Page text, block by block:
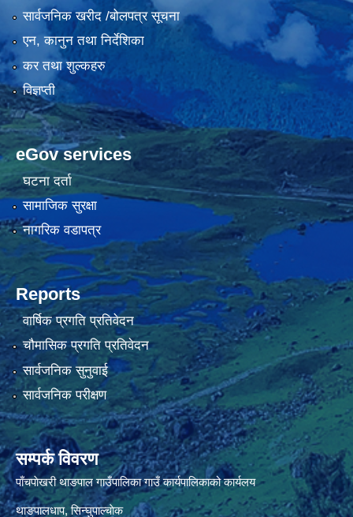
सार्वजनिक खरीद /बोलपत्र सूचना
एन, कानुन तथा निर्देशिका
कर तथा शुल्कहरु
विज्ञप्ती
eGov services
घटना दर्ता
सामाजिक सुरक्षा
नागरिक वडापत्र
Reports
वार्षिक प्रगति प्रतिवेदन
चौमासिक प्रगति प्रतिवेदन
सार्वजनिक सुनुवाई
सार्वजनिक परीक्षण
सम्पर्क विवरण
पाँचपाेखरी थाङपाल गाउँपालिका गाउँ कार्यपालिकाको कार्यलय
थाङपालधाप, सिन्घुपाल्चाेक